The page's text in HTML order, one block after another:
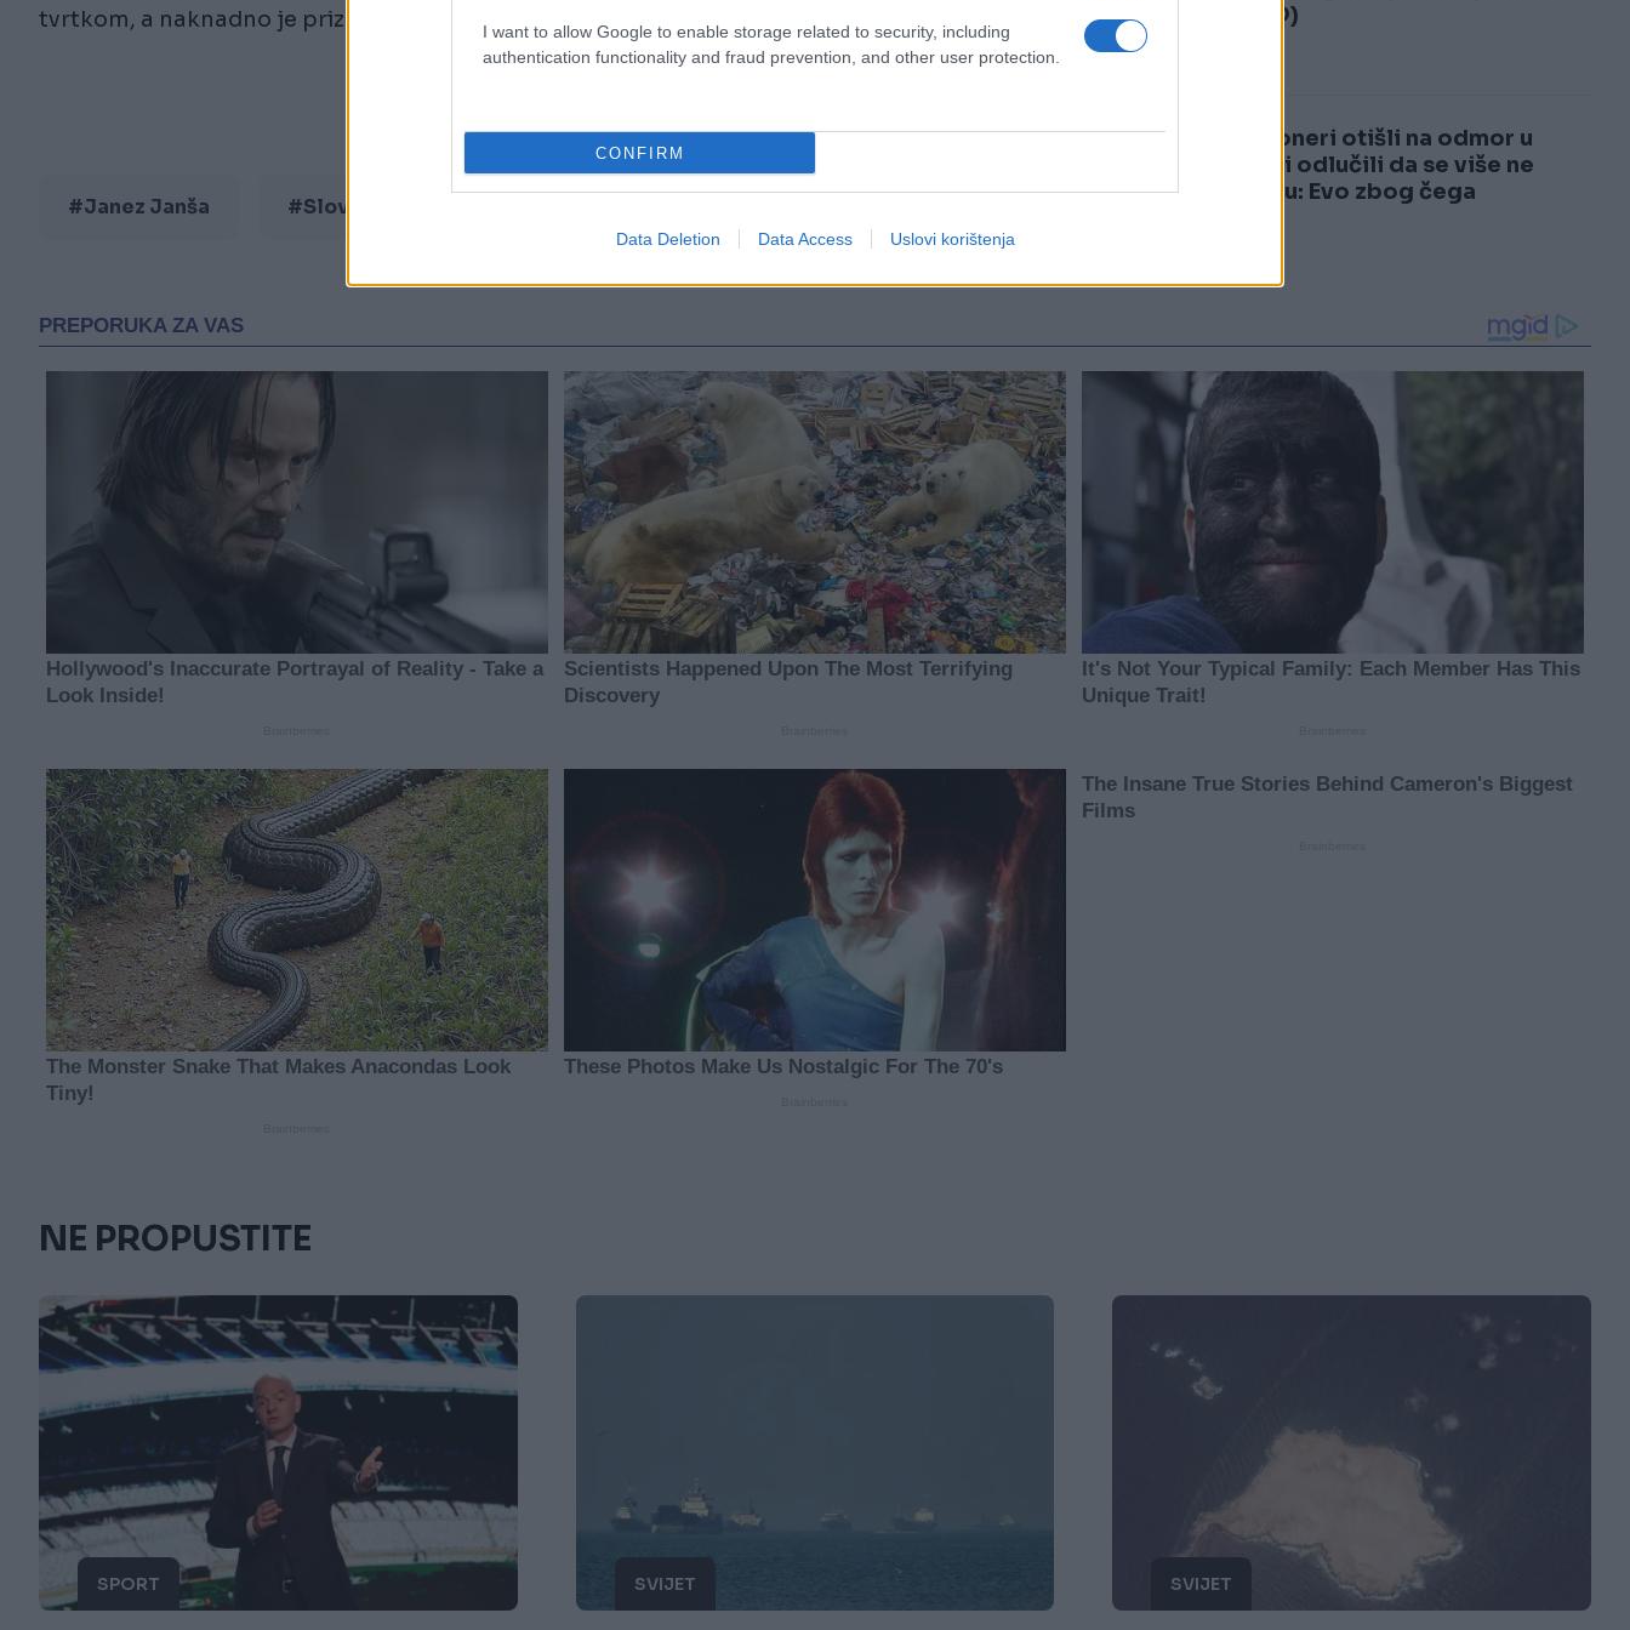
I want to allow Google to enable storage related to security, including
authentication functionality and fraud prevention, and other user protection.
CONFIRM
Data Deletion Data Access Uslovi korištenja
tvrtkom, a naknadno je priznao susret s njezinim predstavnikom.
#Janez Janša #Slovenija
(VIDEO)
4
Penzioneri otišli na odmor u
Italiju i odlučili da se više ne
vraćaju: Evo zbog čega
NE PROPUSTITE
SPORT SVIJET SVIJET